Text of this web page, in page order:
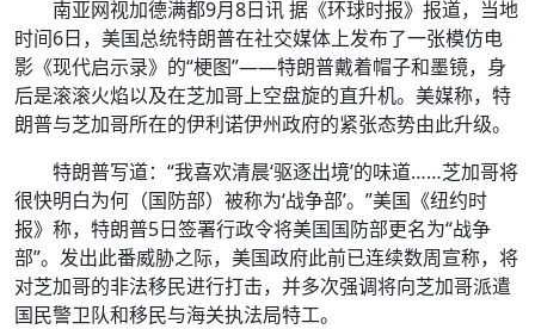
南亚网视加德满都9月8日讯 据《环球时报》报道，当地
时间6日，美国总统特朗普在社交媒体上发布了一张模仿电
影《现代启示录》的“梗图”——特朗普戴着帽子和墨镜，身
后是滚滚火焰以及在芝加哥上空盘旋的直升机。美媒称，特
朗普与芝加哥所在的伊利诺伊州政府的紧张态势由此升级。
特朗普写道：“我喜欢清晨‘驱逐出境’的味道……芝加哥将
很快明白为何（国防部）被称为‘战争部’。”美国《纽约时
报》称，特朗普5日签署行政令将美国国防部更名为“战争
部”。发出此番威胁之际，美国政府此前已连续数周宣称，将
对芝加哥的非法移民进行打击，并多次强调将向芝加哥派遣
国民警卫队和移民与海关执法局特工。